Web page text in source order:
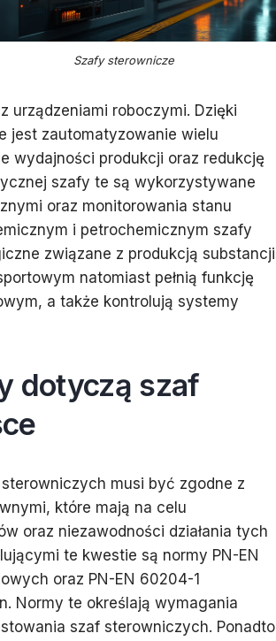
Szafy sterownicze
urządzeniami roboczymi. Dzięki
jest zautomatyzowanie wielu
wydajności produkcji oraz redukcję
szafy te są wykorzystywane
oraz monitorowania stanu
i petrochemicznym szafy
związane z produkcją substancji
natomiast pełnią funkcję
a także kontrolują systemy
dotyczą szaf
musi być zgodne z
które mają na celu
oraz niezawodności działania tych
te kwestie są normy PN-EN
oraz PN-EN 60204-1
Normy te określają wymagania
szaf sterowniczych. Ponadto